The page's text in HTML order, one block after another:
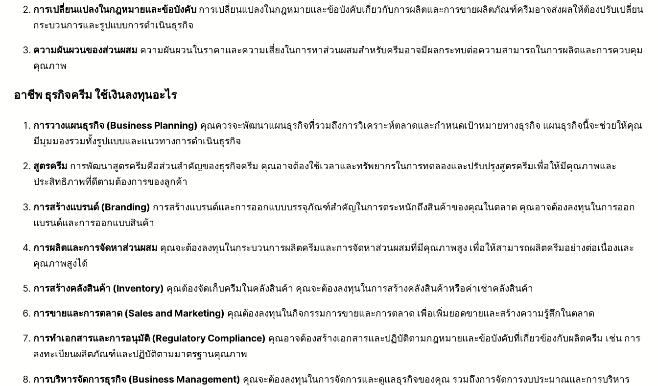
การเปลี่ยนแปลงในกฎหมายและข้อบังคับ การเปลี่ยนแปลงในกฎหมายและข้อบังคับเกี่ยวกับการผลิตและการขายผลิตภัณฑ์ครีมอาจส่งผลให้ต้องปรับเปลี่ยน
กระบวนการและรูปแบบการดำเนินธุรกิจ
ความผันผวนของส่วนผสม ความผันผวนในราคาและความเสี่ยงในการหาส่วนผสมสำหรับครีมอาจมีผลกระทบต่อความสามารถในการผลิตและการควบคุม
คุณภาพ
อาชีพ ธุรกิจครีม ใช้เงินลงทุนอะไร
การวางแผนธุรกิจ (Business Planning) คุณควรจะพัฒนาแผนธุรกิจที่รวมถึงการวิเคราะห์ตลาดและกำหนดเป้าหมายทางธุรกิจ แผนธุรกิจนี้จะช่วยให้คุณ
มีมุมมองรวมทั้งรูปแบบและแนวทางการดำเนินธุรกิจ
สูตรครีม การพัฒนาสูตรครีมคือส่วนสำคัญของธุรกิจครีม คุณอาจต้องใช้เวลาและทรัพยากรในการทดลองและปรับปรุงสูตรครีมเพื่อให้มีคุณภาพและ
ประสิทธิภาพที่ดีตามต้องการของลูกค้า
การสร้างแบรนด์ (Branding) การสร้างแบรนด์และการออกแบบบรรจุภัณฑ์สำคัญในการตระหนักถึงสินค้าของคุณในตลาด คุณอาจต้องลงทุนในการออก
แบรนด์และการออกแบบสินค้า
การผลิตและการจัดหาส่วนผสม คุณจะต้องลงทุนในกระบวนการผลิตครีมและการจัดหาส่วนผสมที่มีคุณภาพสูง เพื่อให้สามารถผลิตครีมอย่างต่อเนื่องและ
คุณภาพสูงได้
การสร้างคลังสินค้า (Inventory) คุณต้องจัดเก็บครีมในคลังสินค้า คุณจะต้องลงทุนในการสร้างคลังสินค้าหรือค่าเช่าคลังสินค้า
การขายและการตลาด (Sales and Marketing) คุณต้องลงทุนในกิจกรรมการขายและการตลาด เพื่อเพิ่มยอดขายและสร้างความรู้สึกในตลาด
การทำเอกสารและการอนุมัติ (Regulatory Compliance) คุณอาจต้องสร้างเอกสารและปฏิบัติตามกฎหมายและข้อบังคับที่เกี่ยวข้องกับผลิตครีม เช่น การ
ลงทะเบียนผลิตภัณฑ์และปฏิบัติตามมาตรฐานคุณภาพ
การบริหารจัดการธุรกิจ (Business Management) คุณจะต้องลงทุนในการจัดการและดูแลธุรกิจของคุณ รวมถึงการจัดการงบประมาณและการบริหาร